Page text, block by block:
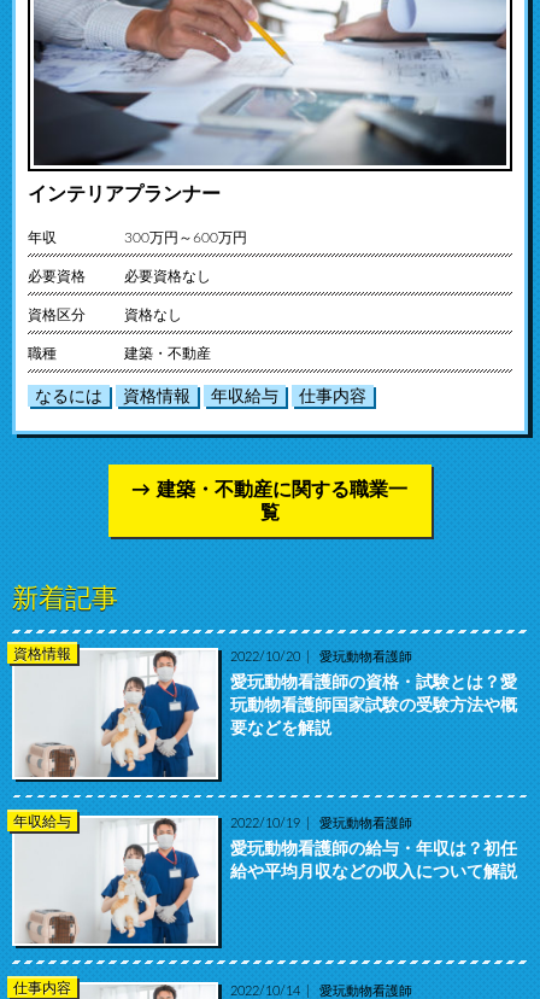
インテリアプランナー
年収 300万円～600万円
必要資格 必要資格なし
資格区分 資格なし
職種 建築・不動産
なるには 資格情報 年収給与 仕事内容
建築・不動産に関する職業一
覧
新着記事
資格情報 2022/10/20 愛玩動物看護師
愛玩動物看護師の資格・試験とは？愛
玩動物看護師国家試験の受験方法や概
要などを解説
年収給与 2022/10/19 愛玩動物看護師
愛玩動物看護師の給与・年収は？初任
給や平均月収などの収入について解説
仕事内容 2022/10/14 愛玩動物看護師